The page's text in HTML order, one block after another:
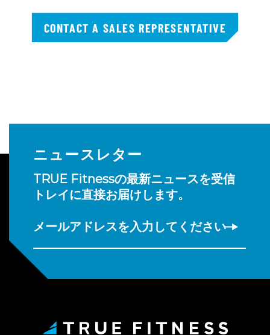
CONTACT A SALES REPRESENTATIVE
ニュースレター
TRUE Fitnessの最新ニュースを受信
トレイに直接お届けします。
メールアドレスを入力してください